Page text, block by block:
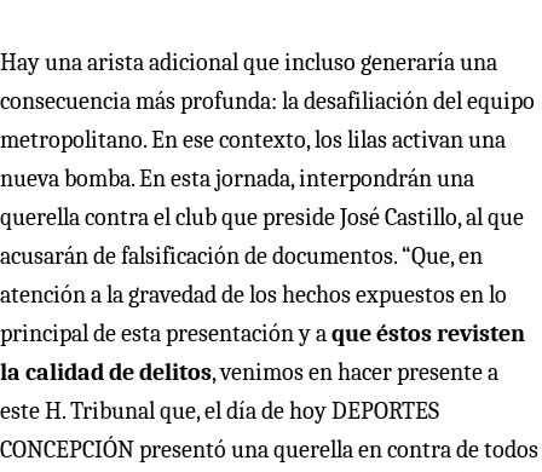
Hay una arista adicional que incluso generaría una
consecuencia más profunda: la desafiliación del equipo
metropolitano. En ese contexto, los lilas activan una
nueva bomba. En esta jornada, interpondrán una
querella contra el club que preside José Castillo, al que
acusarán de falsificación de documentos. “Que, en
atención a la gravedad de los hechos expuestos en lo
principal de esta presentación y aque éstos revisten
la calidad de delitos, venimos en hacer presente a
este H. Tribunal que, el día de hoy DEPORTES
CONCEPCIÓN presentó una querella en contra de todos